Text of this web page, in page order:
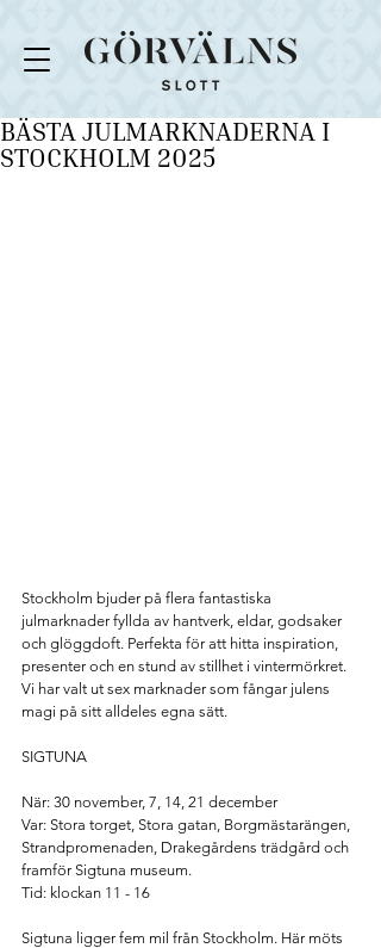
BÄSTA JULMARKNADERNA I
STOCKHOLM 2025
Stockholm bjuder på flera fantastiska
julmarknader fyllda av hantverk, eldar, godsaker
och glöggdoft. Perfekta för att hitta inspiration,
presenter och en stund av stillhet i vintermörkret.
Vi har valt ut sex marknader som fångar julens
magi på sitt alldeles egna sätt.
SIGTUNA
När: 30 november, 7, 14, 21 december
Var: Stora torget, Stora gatan, Borgmästarängen,
Strandpromenaden, Drakegårdens trädgård och
framför Sigtuna museum.
Tid: klockan 11 - 16
Sigtuna ligger fem mil från Stockholm. Här möts